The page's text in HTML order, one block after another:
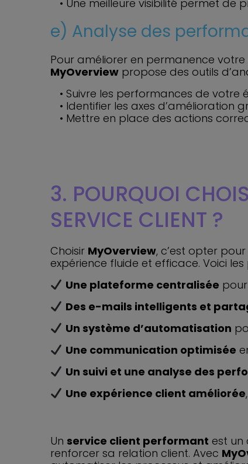
Une meilleure visibilité permet de
e) Analyse des
Pour améliorer en permanence votre
MyOverview propose des outils
Suivre les performances de votre
Identifier les axes d’amélioration
Mettre en place des actions
3. POURQUOI
SERVICE CLIENT ?
Choisir MyOverview, c’est opter
expérience fluide et efficace. Voici
Une plateforme centralisée
Des e-mails intelligents et
Un système d’automatisation
Une communication optimisée
Un suivi et une analyse des
Une expérience client améliorée
Un service client performant est
renforcer sa relation client. Avec